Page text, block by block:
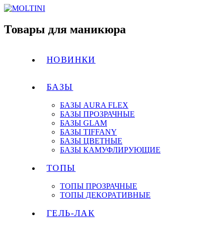
Товары для маникюра
НОВИНКИ
БАЗЫ
БАЗЫ AURA FLEX
БАЗЫ ПРОЗРАЧНЫЕ
БАЗЫ GLAM
БАЗЫ TIFFANY
БАЗЫ ЦВЕТНЫЕ
БАЗЫ КАМУФЛИРУЮЩИЕ
ТОПЫ
ТОПЫ ПРОЗРАЧНЫЕ
ТОПЫ ДЕКОРАТИВНЫЕ
ГЕЛЬ-ЛАК